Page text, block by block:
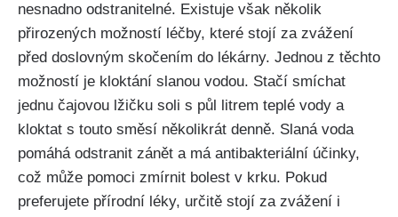
nesnadno odstranitelné. Existuje však ‍několik⁣
přirozených možností⁣ léčby, které stojí​ za zvážení
před doslovným skočením ‌do lékárny. ⁢Jednou z těchto
možností ‍je ⁢kloktání slanou‌ vodou. Stačí smíchat
jednu⁤ čajovou⁣ lžičku soli s ⁤půl litrem teplé ‍vody a
kloktat s touto ‌směsí⁣ několikrát denně. Slaná⁢ voda
pomáhá odstranit zánět a má‌ antibakteriální účinky,
což může pomoci zmírnit‍ bolest v krku.⁣ Pokud
preferujete​ přírodní‌ léky, ‌určitě stojí⁤ za zvážení⁤ i